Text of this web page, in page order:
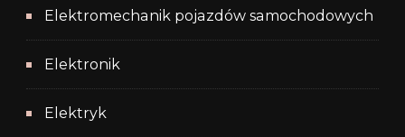
Elektromechanik pojazdów samochodowych
Elektronik
Elektryk